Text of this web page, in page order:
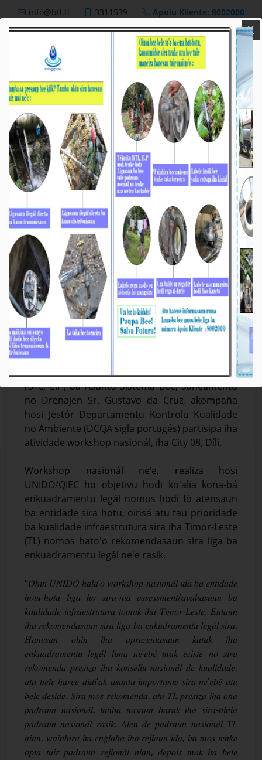
info@btl.tl 3311539 Apoiu Kliente: 8002000
BTL, E.P Workshop Nasionál ne’ebé Realiza
hosi UNIDO
Média_BTL, E.P 04-Setembru-2024
Díli, 04/09/2024. Vise-Prezidente Komisaun
Ezekutiva (KE) Bee Timor-Leste, Empreza Públika
(BTL, E.P) ba Asuntu Sistema Bee, Saneamentu
no Drenajen Sr. Gustavo da Cruz, akompaña
hosi Jestór Departamentu Kontrolu Kualidade
no Ambiente (DCQA sigla portugés) partisipa iha
atividade workshop nasionál, iha City 08, Díli.
Workshop nasionál ne’e, realiza hosi
UNIDO/QIEC ho objetivu hodi ko'alia kona-bá
enkuadramentu legál nomos hodi fó atensaun
ba entidade sira hotu, oinsá atu tau prioridade
ba kualidade infraestrutura sira iha Timor-Leste
(TL) nomos hato'o rekomendasaun sira liga ba
enkuadramentu legál ne'e rasik.
“𝑂ℎ𝑖𝑛 𝑈𝑁𝐼𝐷𝑂 ℎ𝑎𝑙𝑎’𝑜 𝑤𝑜𝑟𝑘𝑠ℎ𝑜𝑝 𝑛𝑎𝑠𝑖𝑜𝑛𝑎́𝑙 𝑖𝑑𝑎 𝑏𝑎 𝑒𝑛𝑡𝑖𝑑𝑎𝑑𝑒
ℎ𝑜𝑡𝑢-ℎ𝑜𝑡𝑢 𝑙𝑖𝑔𝑎 ℎ𝑜 𝑠𝑖𝑟𝑎-𝑛𝑖𝑎 𝑎𝑠𝑠𝑒𝑠𝑠𝑚𝑒𝑛𝑡/𝑎𝑣𝑎𝑙𝑖𝑎𝑠𝑎𝑢𝑛 𝑏𝑎
𝑘𝑢𝑎𝑙𝑖𝑑𝑎𝑑𝑒 𝑖𝑛𝑓𝑟𝑎𝑒𝑠𝑡𝑟𝑢𝑡𝑢𝑟𝑎 𝑡𝑜𝑚𝑎𝑘 𝑖ℎ𝑎 𝑇𝑖𝑚𝑜𝑟-𝐿𝑒𝑠𝑡𝑒. 𝐸𝑛𝑡𝑎𝑢𝑛
𝑖ℎ𝑎 𝑟𝑒𝑘𝑜𝑚𝑒𝑛𝑑𝑎𝑠𝑎𝑢𝑛 𝑠𝑖𝑟𝑎 𝑙𝑖𝑔𝑎 𝑏𝑎 𝑒𝑛𝑘𝑢𝑑𝑟𝑎𝑚𝑒𝑛𝑡𝑢 𝑙𝑒𝑔𝑎́𝑙 𝑠𝑖𝑟𝑎.
𝐻𝑎𝑛𝑒𝑠𝑎𝑛 𝑜ℎ𝑖𝑛 𝑖ℎ𝑎 𝑎𝑝𝑟𝑒𝑧𝑒𝑛𝑡𝑎𝑠𝑎𝑢𝑛 𝑘𝑎𝑡𝑎𝑘 𝑖ℎ𝑎
𝑒𝑛𝑘𝑢𝑎𝑑𝑟𝑎𝑚𝑒𝑛𝑡𝑢 𝑙𝑒𝑔𝑎́𝑙 𝑙𝑖𝑚𝑎 𝑛𝑒’𝑒𝑏𝑒́ 𝑚𝑎𝑘 𝑒𝑧𝑖𝑠𝑡𝑒 𝑛𝑜 𝑠𝑖𝑟𝑎
𝑟𝑒𝑘𝑜𝑚𝑒𝑛𝑑𝑎 𝑝𝑟𝑒𝑠𝑖𝑧𝑎 𝑖ℎ𝑎 𝑘𝑜𝑛𝑠𝑒𝑙𝑙𝑢 𝑛𝑎𝑠𝑖𝑜𝑛𝑎́𝑙 𝑑𝑒 𝑘𝑢𝑎𝑙𝑖𝑑𝑎𝑑𝑒,
𝑎𝑡𝑢 𝑏𝑒𝑙𝑒 ℎ𝑎𝑟𝑒𝑒 𝑑𝑖𝑑𝑖’𝑎𝑘 𝑎𝑠𝑢𝑛𝑡𝑢 𝑖𝑚𝑝𝑜𝑟𝑡𝑎𝑛𝑡𝑒 𝑠𝑖𝑟𝑎 𝑛𝑒’𝑒𝑏𝑒́ 𝑎𝑡𝑢
𝑏𝑒𝑙𝑒 𝑑𝑒𝑠𝑖𝑑𝑒. 𝑆𝑖𝑟𝑎 𝑚𝑜𝑠 𝑟𝑒𝑘𝑜𝑚𝑒𝑛𝑑𝑎, 𝑎𝑡𝑢 𝑇𝐿 𝑝𝑟𝑒𝑠𝑖𝑧𝑎 𝑖ℎ𝑎 𝑜𝑛𝑎
𝑝𝑎𝑑𝑟𝑎𝑢𝑛 𝑛𝑎𝑠𝑖𝑜𝑛𝑎́𝑙, 𝑡𝑎𝑛𝑏𝑎 𝑛𝑎𝑠𝑎𝑢𝑛 𝑏𝑎𝑟𝑎𝑘 𝑖ℎ𝑎 𝑠𝑖𝑟𝑎-𝑛𝑖𝑛𝑖𝑎
𝑝𝑎𝑑𝑟𝑎𝑢𝑛 𝑛𝑎𝑠𝑖𝑜𝑛𝑎́𝑙 𝑟𝑎𝑠𝑖𝑘. 𝐴𝑙𝑒𝑛 𝑑𝑒 𝑝𝑎𝑑𝑟𝑎𝑢𝑛 𝑛𝑎𝑠𝑖𝑜𝑛𝑎́𝑙 𝑇𝐿
𝑛𝑖𝑎𝑛, 𝑤𝑎𝑖𝑛ℎ𝑖𝑟𝑎 𝑖𝑡𝑎 𝑒𝑛𝑔𝑙𝑜𝑏𝑎 𝑖ℎ𝑎 𝑟𝑒𝑗𝑖𝑎𝑢𝑛 𝑖𝑑𝑎, 𝑖𝑡𝑎 𝑚𝑜𝑠 𝑡𝑒𝑛𝑘𝑒
𝑜𝑝𝑡𝑎 𝑡𝑢𝑖𝑟 𝑝𝑎𝑑𝑟𝑎𝑢𝑛 𝑟𝑒𝑗𝑖𝑜𝑛𝑎́𝑙 𝑛𝑖𝑎𝑛, 𝑑𝑒𝑝𝑜𝑖𝑠 𝑚𝑎𝑘 𝑖𝑡𝑎 𝑏𝑒𝑙𝑒
X